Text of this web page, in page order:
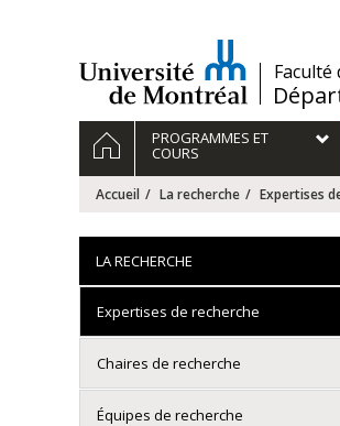
/Faculté
Navigation
principale
ACCUEILPROGRAMMES ET
COURS
Accueil La recherche Expertises
LA RECHERCHE
Expertises de recherche
Chaires de recherche
Équipes de recherche